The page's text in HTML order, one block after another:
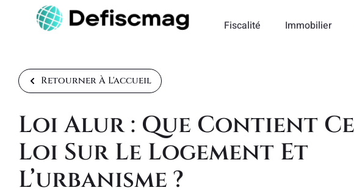
Fiscalité Immobilier
Retourner À L'accueil
Loi Alur : Que Contient
Loi Sur Le Logement Et
L’urbanisme ?